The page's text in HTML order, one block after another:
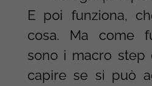
E poi funziona,
cosa. Ma come
sono i macro step
capire se si può